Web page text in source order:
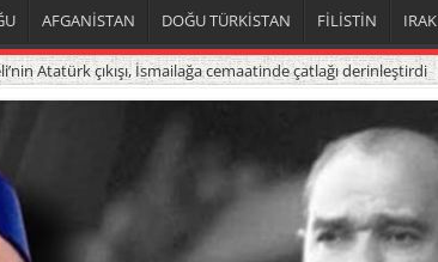
AFGANİSTAN DOĞU TÜRKİSTAN FİLİSTİN IRAK
Atatürk çıkışı, İsmailağa cemaatinde çatlağı derinleştirdi